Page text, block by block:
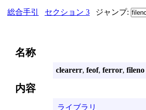
総合手引 セクション 3 ジャンプ:
名称
clearerr, feof, ferror, fileno
内容
ライブラリ